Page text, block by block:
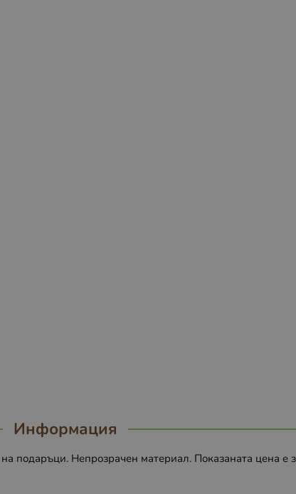
Информация
подаръци. Непрозрачен материал. Показаната цена е